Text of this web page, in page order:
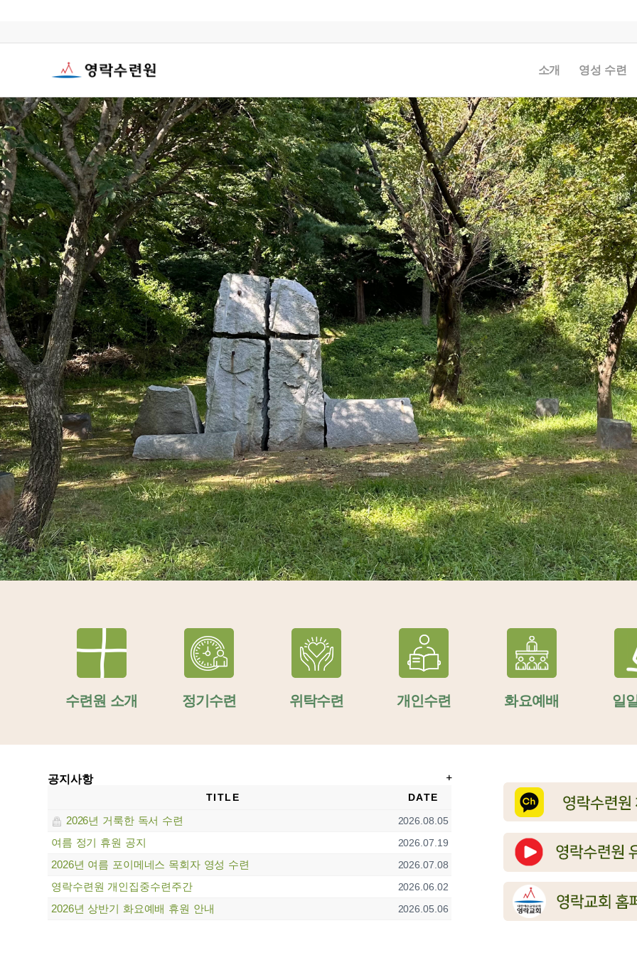
소개 영성 수련
수련원 소개 정기수련 위탁수련 개인수련 화요예배 일
공지사항
TITLE DATE
2026년 거룩한 독서 수련 2026.08.05
여름 정기 휴원 공지 2026.07.19
2026년 여름 포이메네스 목회자 영성 수련 2026.07.08
영락수련원 개인집중수련주간 2026.06.02
2026년 상반기 화요예배 휴원 안내 2026.05.06